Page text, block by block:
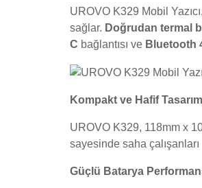
UROVO K329 Mobil
sağlar. Doğrudan termal
C bağlantısı ve Bluetooth
Kompakt ve Hafif Tasarım
UROVO K329, 118mm x
sayesinde saha
Güçlü Batarya